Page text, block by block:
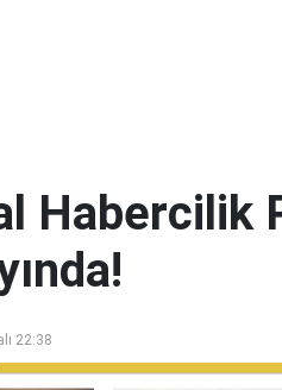
Habercilik
22:38